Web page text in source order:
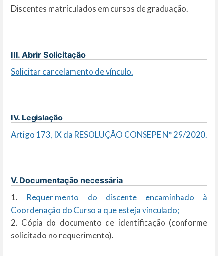
Discentes matriculados em cursos de graduação.
III. Abrir Solicitação
Solicitar cancelamento de vínculo.
IV. Legislação
Artigo 173, IX da RESOLUÇÃO CONSEPE N° 29/2020.
V. Documentação necessária
1.
Requerimento do discente encaminhado à
Coordenação do Curso a que esteja vinculado;
2. Cópia do documento de identificação (conforme
solicitado no requerimento).